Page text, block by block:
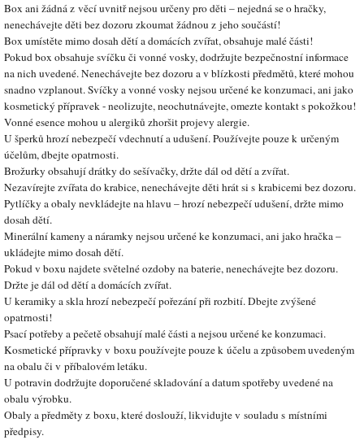
Box ani žádná z věcí uvnitř nejsou určeny pro děti – nejedná se o hračky,
nenechávejte děti bez dozoru zkoumat žádnou z jeho součástí!
Box umístěte mimo dosah dětí a domácích zvířat, obsahuje malé části!
Pokud box obsahuje svíčku či vonné vosky, dodržujte bezpečnostní informace
na nich uvedené. Nenechávejte bez dozoru a v blízkosti předmětů, které mohou
snadno vzplanout. Svíčky a vonné vosky nejsou určené ke konzumaci, ani jako
kosmetický přípravek - neolizujte, neochutnávejte, omezte kontakt s pokožkou!
Vonné esence mohou u alergiků zhoršit projevy alergie.
U šperků hrozí nebezpečí vdechnutí a udušení. Používejte pouze k určeným
účelům, dbejte opatrnosti.
Brožurky obsahují drátky do sešívačky, držte dál od dětí a zvířat.
Nezavírejte zvířata do krabice, nenechávejte děti hrát si s krabicemi bez dozoru.
Pytlíčky a obaly nevkládejte na hlavu – hrozí nebezpečí udušení, držte mimo
dosah dětí.
Minerální kameny a náramky nejsou určené ke konzumaci, ani jako hračka –
ukládejte mimo dosah dětí.
Pokud v boxu najdete světelné ozdoby na baterie, nenechávejte bez dozoru.
Držte je dál od dětí a domácích zvířat.
U keramiky a skla hrozí nebezpečí pořezání při rozbití. Dbejte zvýšené
opatrnosti!
Psací potřeby a pečetě obsahují malé části a nejsou určené ke konzumaci.
Kosmetické přípravky v boxu používejte pouze k účelu a způsobem uvedeným
na obalu či v příbalovém letáku.
U potravin dodržujte doporučené skladování a datum spotřeby uvedené na
obalu výrobku.
Obaly a předměty z boxu, které doslouží, likvidujte v souladu s místními
předpisy.